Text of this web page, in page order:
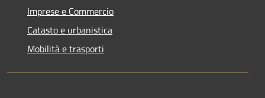
Imprese e Commercio
Catasto e urbanistica
Mobilità e trasporti